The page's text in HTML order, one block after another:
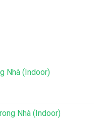
Nhà (Indoor)
Nhà (Indoor)